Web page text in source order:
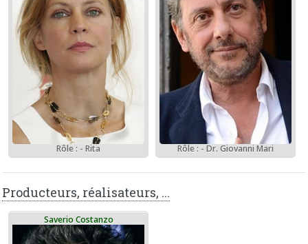
Rôle : - Rita Rôle : - Dr. Giovanni Mari
Producteurs, réalisateurs, ...
Saverio Costanzo